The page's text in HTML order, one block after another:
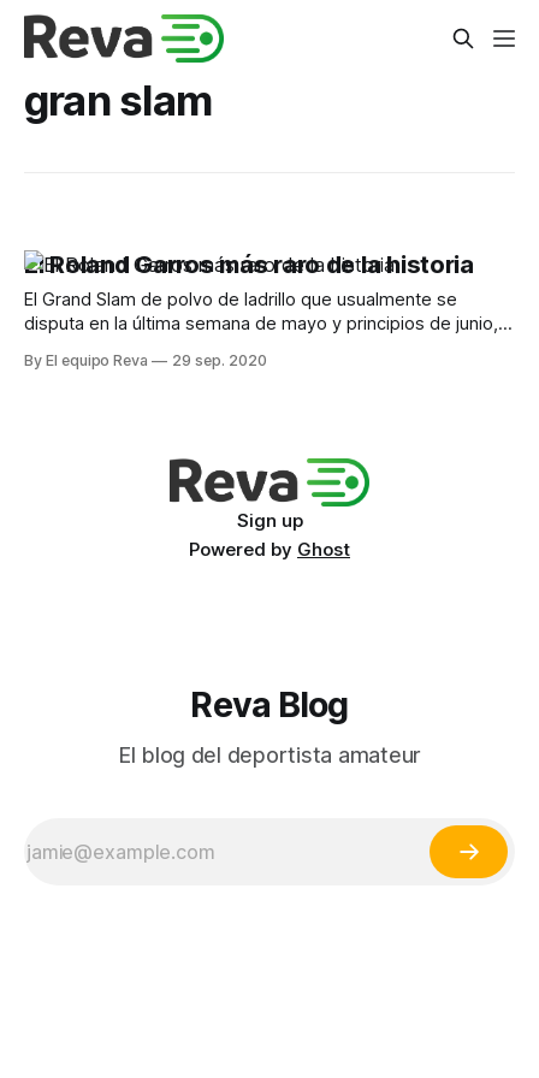
gran slam
El Roland Garros más raro de la historia
El Grand Slam de polvo de ladrillo que usualmente se
disputa en la última semana de mayo y principios de junio,
llegan a la capital francesa, hoy tiene matices muy distintos
By El equipo Reva 29 sep. 2020
Sign up
Powered by Ghost
Reva Blog
El blog del deportista amateur